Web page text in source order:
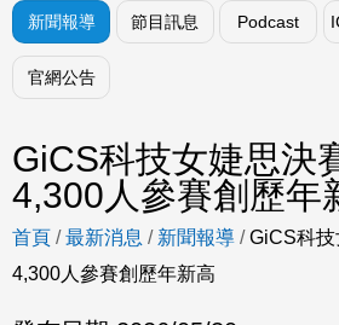
新聞報導 節目訊息 Podcast
官網公告
GiCS科技女婕思
4,300人參賽創歷年
首頁 /最新消息 / 新聞報導 /GiCS科
4,300人參賽創歷年新高